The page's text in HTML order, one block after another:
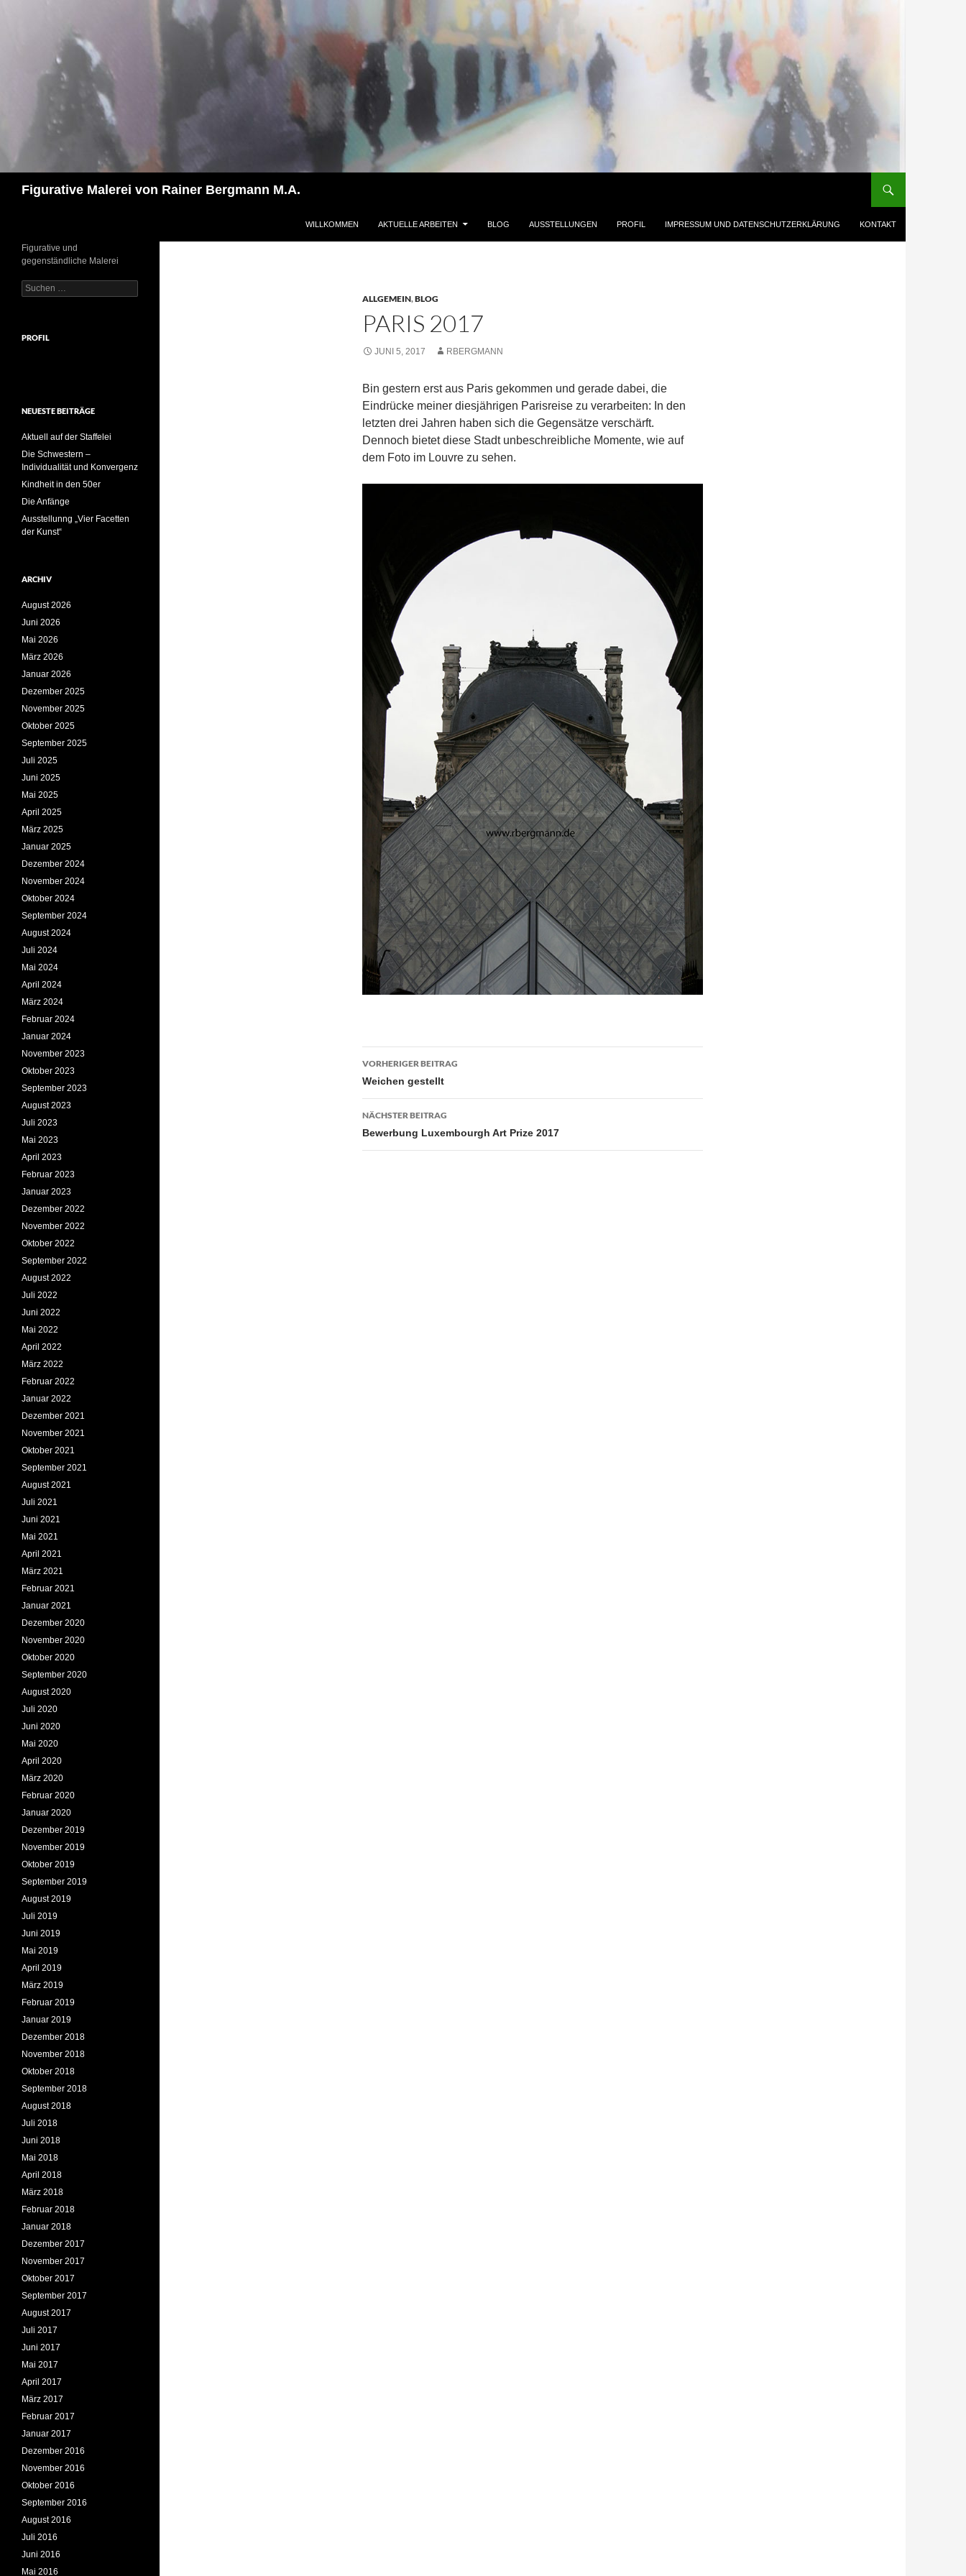
Figurative Malerei von Rainer Bergmann M.A.
WILLKOMMEN AKTUELLE ARBEITEN BLOG AUSSTELLUNGEN PROFIL IMPRESSUM UND DATENSCHUTZERKLÄRUNG KONTAKT
ALLGEMEIN,BLOG
PARIS 2017
JUNI 5, 2017 RBERGMANN
Bin gestern erst aus Paris gekommen und gerade dabei, die
Eindrücke meiner diesjährigen Parisreise zu verarbeiten: In den
letzten drei Jahren haben sich die Gegensätze verschärft.
Dennoch bietet diese Stadt unbeschreibliche Momente, wie auf
dem Foto im Louvre zu sehen.
Beitragsnavigation
VORHERIGER BEITRAG
Weichen gestellt
NÄCHSTER BEITRAG
Bewerbung Luxembourgh Art Prize 2017
Figurative und
gegenständliche Malerei
Suchen
nach:
PROFIL
NEUESTE BEITRÄGE
Aktuell auf der Staffelei
Die Schwestern –
Individualität und Konvergenz
Kindheit in den 50er
Die Anfänge
Ausstellunng „Vier Facetten
der Kunst“
ARCHIV
August 2026
Juni 2026
Mai 2026
März 2026
Januar 2026
Dezember 2025
November 2025
Oktober 2025
September 2025
Juli 2025
Juni 2025
Mai 2025
April 2025
März 2025
Januar 2025
Dezember 2024
November 2024
Oktober 2024
September 2024
August 2024
Juli 2024
Mai 2024
April 2024
März 2024
Februar 2024
Januar 2024
November 2023
Oktober 2023
September 2023
August 2023
Juli 2023
Mai 2023
April 2023
Februar 2023
Januar 2023
Dezember 2022
November 2022
Oktober 2022
September 2022
August 2022
Juli 2022
Juni 2022
Mai 2022
April 2022
März 2022
Februar 2022
Januar 2022
Dezember 2021
November 2021
Oktober 2021
September 2021
August 2021
Juli 2021
Juni 2021
Mai 2021
April 2021
März 2021
Februar 2021
Januar 2021
Dezember 2020
November 2020
Oktober 2020
September 2020
August 2020
Juli 2020
Juni 2020
Mai 2020
April 2020
März 2020
Februar 2020
Januar 2020
Dezember 2019
November 2019
Oktober 2019
September 2019
August 2019
Juli 2019
Juni 2019
Mai 2019
April 2019
März 2019
Februar 2019
Januar 2019
Dezember 2018
November 2018
Oktober 2018
September 2018
August 2018
Juli 2018
Juni 2018
Mai 2018
April 2018
März 2018
Februar 2018
Januar 2018
Dezember 2017
November 2017
Oktober 2017
September 2017
August 2017
Juli 2017
Juni 2017
Mai 2017
April 2017
März 2017
Februar 2017
Januar 2017
Dezember 2016
November 2016
Oktober 2016
September 2016
August 2016
Juli 2016
Juni 2016
Mai 2016